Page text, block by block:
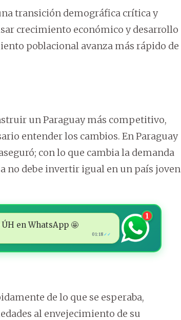
transición demográfica crítica y
crecimiento económico y desarrollo
poblacional avanza más rápido de
un Paraguay más competitivo,
entender los cambios. En Paraguay
con lo que cambia la demanda
no debe invertir igual en un país joven
en WhatsApp 🤩
01:18 ✓✓
1
de lo que se esperaba,
al envejecimiento de su